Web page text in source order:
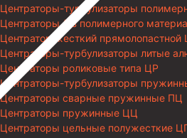
Центраторы-турбулизаторы
Центраторы (из полимерного
Центратор жесткий
Центраторы-турбулизаторы литые
Центраторы роликовые типа ЦР
Центраторы-турбулизаторы
Центраторы сварные пружинные ПЦ
Центраторы пружинные ЦЦ
Центраторы цельные полужесткие